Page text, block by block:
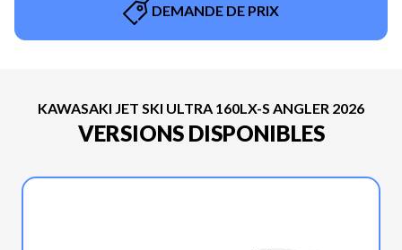
DEMANDE DE PRIX
KAWASAKI JET SKI ULTRA 160LX-S ANGLER 2026
VERSIONS DISPONIBLES